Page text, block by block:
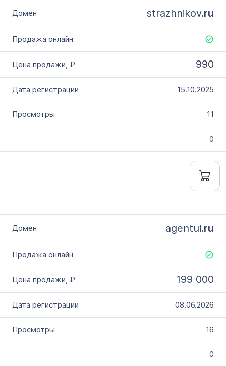
strazhnikov.ru
990
15.10.2025
11
0
agentui.ru
199 000
08.06.2026
16
0